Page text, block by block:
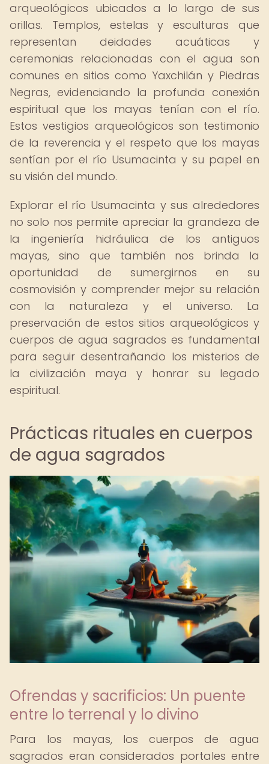
arqueológicos ubicados a lo largo de sus
orillas. Templos, estelas y esculturas que
representan deidades acuáticas y
ceremonias relacionadas con el agua son
comunes en sitios como Yaxchilán y Piedras
Negras, evidenciando la profunda conexión
espiritual que los mayas tenían con el río.
Estos vestigios arqueológicos son testimonio
de la reverencia y el respeto que los mayas
sentían por el río Usumacinta y su papel en
su visión del mundo.
Explorar el río Usumacinta y sus alrededores
no solo nos permite apreciar la grandeza de
la ingeniería hidráulica de los antiguos
mayas, sino que también nos brinda la
oportunidad de sumergirnos en su
cosmovisión y comprender mejor su relación
con la naturaleza y el universo. La
preservación de estos sitios arqueológicos y
cuerpos de agua sagrados es fundamental
para seguir desentrañando los misterios de
la civilización maya y honrar su legado
espiritual.
Prácticas rituales en cuerpos
de agua sagrados
Ofrendas y sacrificios: Un puente
entre lo terrenal y lo divino
Para los mayas, los cuerpos de agua
sagrados eran considerados portales entre